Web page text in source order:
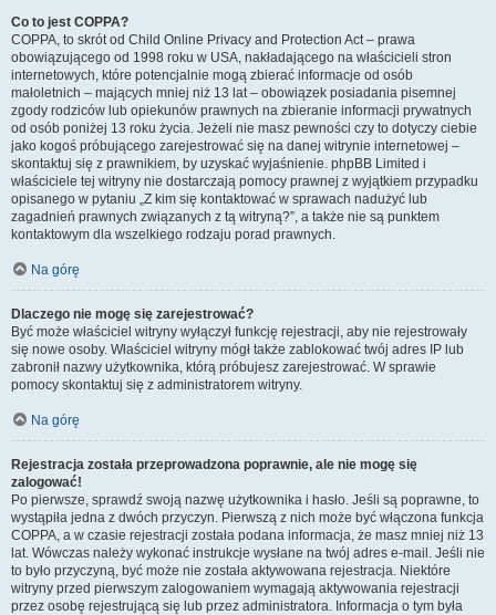
Co to jest COPPA?
COPPA, to skrót od Child Online Privacy and Protection Act – prawa
obowiązującego od 1998 roku w USA, nakładającego na właścicieli stron
internetowych, które potencjalnie mogą zbierać informacje od osób
małoletnich – mających mniej niż 13 lat – obowiązek posiadania pisemnej
zgody rodziców lub opiekunów prawnych na zbieranie informacji prywatnych
od osób poniżej 13 roku życia. Jeżeli nie masz pewności czy to dotyczy ciebie
jako kogoś próbującego zarejestrować się na danej witrynie internetowej –
skontaktuj się z prawnikiem, by uzyskać wyjaśnienie. phpBB Limited i
właściciele tej witryny nie dostarczają pomocy prawnej z wyjątkiem przypadku
opisanego w pytaniu „Z kim się kontaktować w sprawach nadużyć lub
zagadnień prawnych związanych z tą witryną?”, a także nie są punktem
kontaktowym dla wszelkiego rodzaju porad prawnych.
Na górę
Dlaczego nie mogę się zarejestrować?
Być może właściciel witryny wyłączył funkcję rejestracji, aby nie rejestrowały
się nowe osoby. Właściciel witryny mógł także zablokować twój adres IP lub
zabronił nazwy użytkownika, którą próbujesz zarejestrować. W sprawie
pomocy skontaktuj się z administratorem witryny.
Na górę
Rejestracja została przeprowadzona poprawnie, ale nie mogę się
zalogować!
Po pierwsze, sprawdź swoją nazwę użytkownika i hasło. Jeśli są poprawne, to
wystąpiła jedna z dwóch przyczyn. Pierwszą z nich może być włączona funkcja
COPPA, a w czasie rejestracji została podana informacja, że masz mniej niż 13
lat. Wówczas należy wykonać instrukcje wysłane na twój adres e-mail. Jeśli nie
to było przyczyną, być może nie została aktywowana rejestracja. Niektóre
witryny przed pierwszym zalogowaniem wymagają aktywowania rejestracji
przez osobę rejestrującą się lub przez administratora. Informacja o tym była